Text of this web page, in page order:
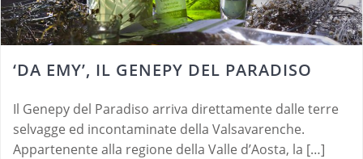
‘DA EMY’, IL GENEPY DEL PARADISO
Il Genepy del Paradiso arriva direttamente dalle terre
selvagge ed incontaminate della Valsavarenche.
Appartenente alla regione della Valle d’Aosta, la […]